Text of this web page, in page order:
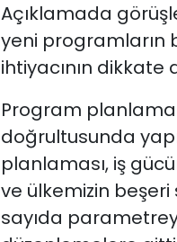
Açıklamada
yeni programların
ihtiyacının dikkate
Program
doğrultusunda
planlaması, iş
ve ülkemizin
sayıda